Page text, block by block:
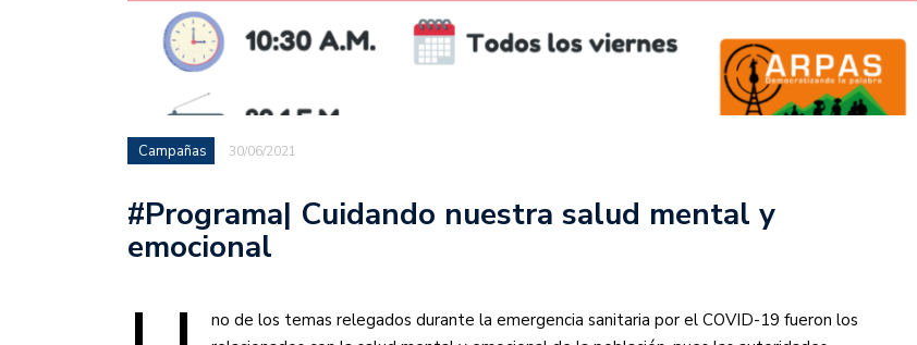
Campañas 30/06/2021
#Programa| Cuidando nuestra salud mental y
emocional
no de los temas relegados durante la emergencia sanitaria por el COVID-19 fueron los